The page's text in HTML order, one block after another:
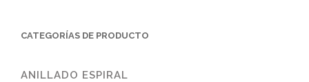
CATEGORÍAS DE PRODUCTO
ANILLADO ESPIRAL